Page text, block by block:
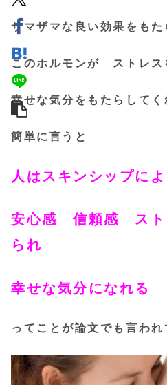
サマザマな良い効果をも
このホルモンが ストレス
幸せな気分をもたらしてく
簡単に言うと
人はスキンシップに
安心感 信頼感 ス
られ
幸せな気分になれる
ってことが論文でも言わ